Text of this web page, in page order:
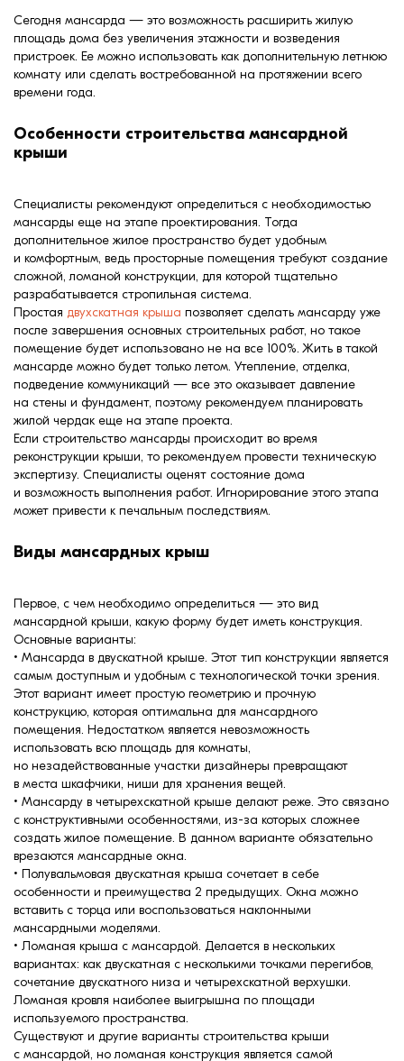
Клинкерная плитка
Ступени, крыльцо
смеси
Сегодня мансарда — это возможность расширить жилую
площадь дома без увеличения этажности и возведения
пристроек. Ее можно использовать как дополнительную летнюю
комнату или сделать востребованной на протяжении всего
времени года.
Особенности строительства мансардной
крыши
Специалисты рекомендуют определиться с необходимостью
мансарды еще на этапе проектирования. Тогда
дополнительное жилое пространство будет удобным
и комфортным, ведь просторные помещения требуют создание
сложной, ломаной конструкции, для которой тщательно
разрабатывается стропильная система.
Простая двухскатная крыша позволяет сделать мансарду уже
после завершения основных строительных работ, но такое
помещение будет использовано не на все 100%. Жить в такой
мансарде можно будет только летом. Утепление, отделка,
подведение коммуникаций — все это оказывает давление
на стены и фундамент, поэтому рекомендуем планировать
жилой чердак еще на этапе проекта.
Если строительство мансарды происходит во время
реконструкции крыши, то рекомендуем провести техническую
экспертизу. Специалисты оценят состояние дома
и возможность выполнения работ. Игнорирование этого этапа
может привести к печальным последствиям.
Виды мансардных крыш
Первое, с чем необходимо определиться — это вид
мансардной крыши, какую форму будет иметь конструкция.
Основные варианты:
• Мансарда в двускатной крыше. Этот тип конструкции является
самым доступным и удобным с технологической точки зрения.
Этот вариант имеет простую геометрию и прочную
конструкцию, которая оптимальна для мансардного
помещения. Недостатком является невозможность
использовать всю площадь для комнаты,
но незадействованные участки дизайнеры превращают
в места шкафчики, ниши для хранения вещей.
• Мансарду в четырехскатной крыше делают реже. Это связано
с конструктивными особенностями, из-за которых сложнее
создать жилое помещение. В данном варианте обязательно
врезаются мансардные окна.
• Полувальмовая двускатная крыша сочетает в себе
особенности и преимущества 2 предыдущих. Окна можно
вставить с торца или воспользоваться наклонными
мансардными моделями.
• Ломаная крыша с мансардой. Делается в нескольких
вариантах: как двускатная с несколькими точками перегибов,
сочетание двускатного низа и четырехскатной верхушки.
Ломаная кровля наиболее выигрышна по площади
используемого пространства.
Существуют и другие варианты строительства крыши
с мансардой, но ломаная конструкция является самой